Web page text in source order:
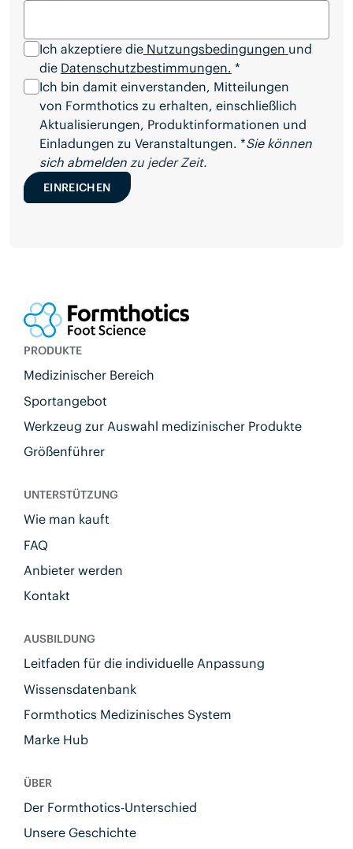
Ich akzeptiere dieNutzungsbedingungen und
die Datenschutzbestimmungen. *
Ich bin damit einverstanden, Mitteilungen
von Formthotics zu erhalten, einschließlich
Aktualisierungen, Produktinformationen und
Einladungen zu Veranstaltungen. *Sie können
sich abmeldenzu jeder Zeit.
EINREICHEN
PRODUKTE
Medizinischer Bereich
Sportangebot
Werkzeug zur Auswahl medizinischer Produkte
Größenführer
UNTERSTÜTZUNG
Wie man kauft
FAQ
Anbieter werden
Kontakt
AUSBILDUNG
Leitfaden für die individuelle Anpassung
Wissensdatenbank
Formthotics Medizinisches System
Marke Hub
ÜBER
Der Formthotics-Unterschied
Unsere Geschichte